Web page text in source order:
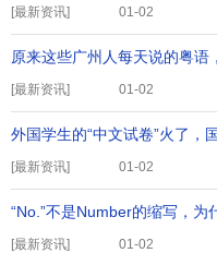
[最新资讯] 01-02
[最新资讯]
原来这些广州人每天说的粤语
01-02
[最新资讯]
外国学生的“中文试卷”火了，
01-02
[最新资讯]
“No.”不是Number的缩写，为
01-02